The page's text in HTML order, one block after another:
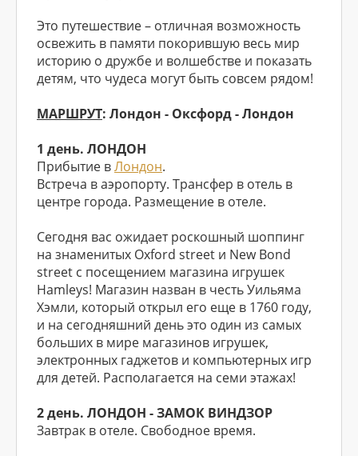
Это путешествие – отличная возможность
освежить в памяти покорившую весь мир
историю о дружбе и волшебстве и показать
детям, что чудеса могут быть совсем рядом!
МАРШРУТ: Лондон - Оксфорд - Лондон
1 день. ЛОНДОН
Прибытие вЛондон.
Встреча в аэропорту. Трансфер в отель в
центре города. Размещение в отеле.
Сегодня вас ожидает роскошный шоппинг
на знаменитых Oxford street и New Bond
street с посещением магазинa игрушек
Hamleys! Магазин назван в честь Уильяма
Хэмли, который открыл его еще в 1760 году,
и на сегодняшний день это один из самых
больших в мире магазинов игрушек,
электронных гаджетов и компьютерных игр
для детей. Располагается на семи этажах!
2 день. ЛОНДОН - ЗАМОК ВИНДЗОР
Завтрак в отеле. Свободное время.